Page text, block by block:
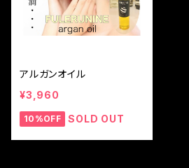
アルガンオイル
¥3,960
10%OFF SOLD OUT